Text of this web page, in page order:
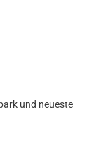
und neueste